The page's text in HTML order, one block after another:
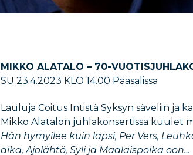
MIKKO ALATALO – 70-
SU 23.4.2023 KLO 14.00 Pääsalissa
Lauluja Coitus Intistä Syksyn säveliin ja
Mikko Alatalon juhlakonsertissa kuulet
Hän hymyilee kuin lapsi, Per Vers,
aika, Ajolähtö, Syli ja Maalaispoika oon…